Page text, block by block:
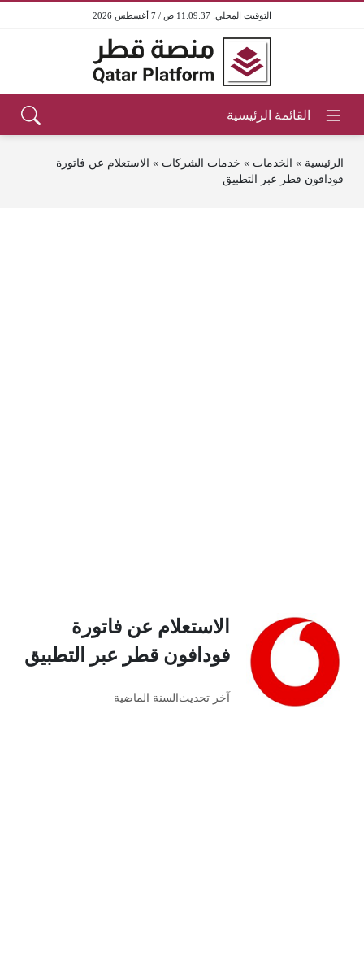
11:09:37 ص / 7 أغسطس 2026
الرئيسية » الخدمات » خدمات الشركات » الاستعلام عن فاتورة
فودافون قطر عبر التطبيق
الاستعلام عن فاتورة
فودافون قطر عبر التطبيق
آخر تحديث السنة الماضية